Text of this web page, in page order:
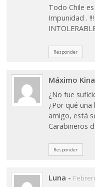
Todo Chile
Impunidad .
Responder
Máximo
¿No fue
¿Por qué
amigo, está
Carabineros
Responder
Luna -